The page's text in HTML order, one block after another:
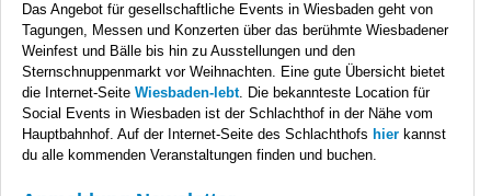
Das Angebot für gesellschaftliche Events in Wiesbaden geht von
Tagungen, Messen und Konzerten über das berühmte Wiesbadener
Weinfest und Bälle bis hin zu Ausstellungen und den
Sternschnuppenmarkt vor Weihnachten. Eine gute Übersicht bietet
die Internet-Seite Wiesbaden-lebt. Die bekannteste Location für
Social Events in Wiesbaden ist der Schlachthof in der Nähe vom
Hauptbahnhof. Auf der Internet-Seite des Schlachthofs hier kannst
du alle kommenden Veranstaltungen finden und buchen.